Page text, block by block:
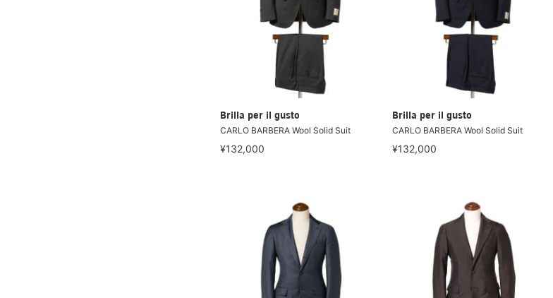
Brilla per il gusto
CARLO BARBERA Wool Solid Suit
¥132,000
Brilla per il gusto
CARLO BARBERA Wool Solid Suit
¥132,000